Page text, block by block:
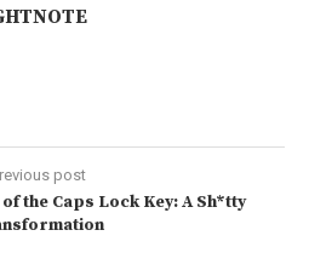
post
the Caps Lock Key: A Sh*tty